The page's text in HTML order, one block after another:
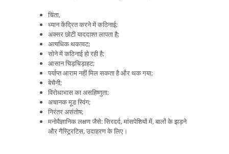
चिंता,
ध्यान केंद्रित करने में कठिनाई;
अक्सर छोटी याददाश्त लापता है;
अत्यधिक थकावट;
सोने में कठिनाई हो रही है;
आसान चिड़चिड़ाहट;
पर्याप्त आराम नहीं मिल सकता है और थक गया;
बेचैनी;
विरोधाभास का असहिष्णुता;
अचानक मूड स्विंग;
निरंतर असंतोष;
मनोवैज्ञानिक लक्षण जैसे: सिरदर्द, मांसपेशियों में, बालों के झड़ने
और गैस्ट्र्रिटिस, उदाहरण के लिए।